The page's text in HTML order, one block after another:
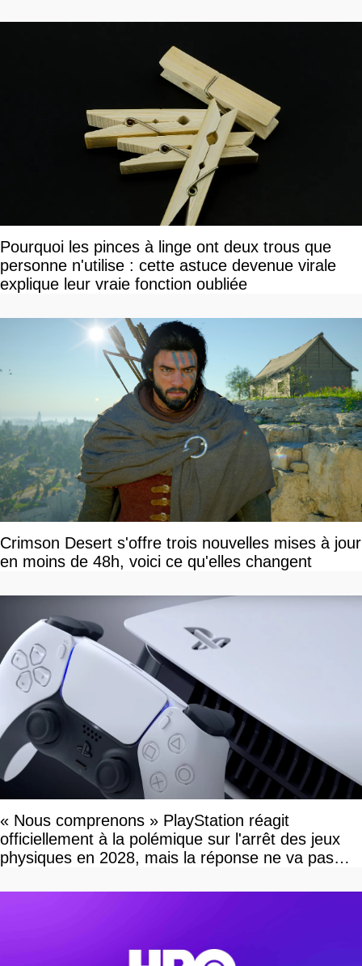
Pourquoi les pinces à linge ont deux trous que
personne n'utilise : cette astuce devenue virale
explique leur vraie fonction oubliée
Crimson Desert s'offre trois nouvelles mises à jour
en moins de 48h, voici ce qu'elles changent
« Nous comprenons » PlayStation réagit
officiellement à la polémique sur l'arrêt des jeux
physiques en 2028, mais la réponse ne va pas